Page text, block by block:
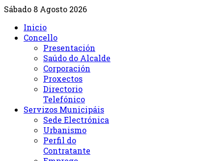
Sábado 8 Agosto 2026
Inicio
Concello
Presentación
Saúdo do Alcalde
Corporación
Proxectos
Directorio
Telefónico
Servizos Municipáis
Sede Electrónica
Urbanismo
Perfil do
Contratante